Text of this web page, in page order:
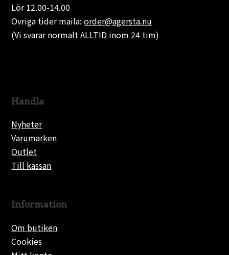
Lör 12.00-14.00
Övriga tider maila:order@agersta.nu
(Vi svarar normalt ALLTID inom 24 tim)
Handla
Nyheter
Varumärken
Outlet
Till kassan
Information
Om butiken
Cookies